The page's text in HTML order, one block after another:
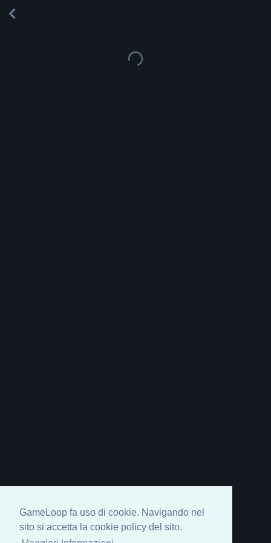
GameLoop fa uso di cookie. Navigando nel
sito si accetta la cookie policy del sito.